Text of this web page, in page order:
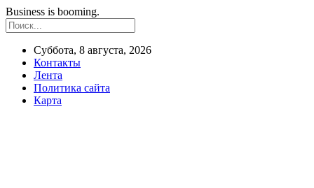
Business is booming.
Суббота, 8 августа, 2026
Контакты
Лента
Политика сайта
Карта